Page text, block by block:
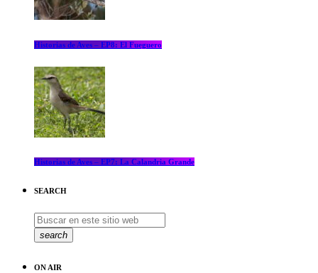
Historias de Aves – EP8: El Fueguero
Historias de Aves – EP7: La Calandria Grande
SEARCH
search
ON AIR